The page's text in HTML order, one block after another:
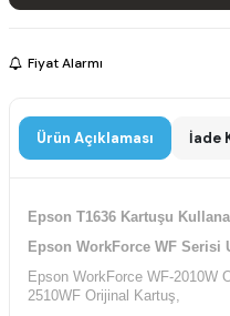
Fiyat Alarmı
Ürün Açıklaması İade
Epson T1636 Kartuşu
Epson WorkForce WF Serisi
Epson WorkForce WF-2010W
2510WF Orijinal Kartuş,